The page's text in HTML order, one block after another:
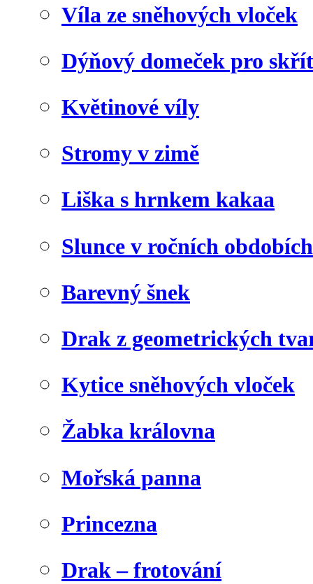
Víla ze sněhových vloček
Dýňový domeček pro
Květinové víly
Stromy v zimě
Liška s hrnkem kakaa
Slunce v ročních obdobích
Barevný šnek
Drak z geometrických
Kytice sněhových vloček
Žabka královna
Mořská panna
Princezna
Drak – frotování